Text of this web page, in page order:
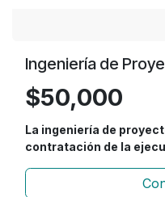
Ingeniería de
$50,000
La ingeniería de
contratación de la